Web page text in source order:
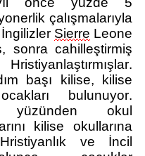
çalışmalarıyla
İngilizler Sierre Leone
, sonra cahilleştirmiş
Hristiyanlaştırmışlar.
başı kilise, kilise
bulunuyor.
yüzünden okul
kilise okullarına
ve İncil